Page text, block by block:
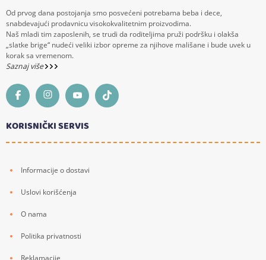
Od prvog dana postojanja smo posvećeni potrebama beba i dece,
snabdevajući prodavnicu visokokvalitetnim proizvodima.
Naš mladi tim zaposlenih, se trudi da roditeljima pruži podršku i olakša
„slatke brige“ nudeći veliki izbor opreme za njihove mališane i bude uvek u
korak sa vremenom.
Saznaj više
KORISNIČKI SERVIS
Informacije o dostavi
Uslovi korišćenja
O nama
Politika privatnosti
Reklamacije